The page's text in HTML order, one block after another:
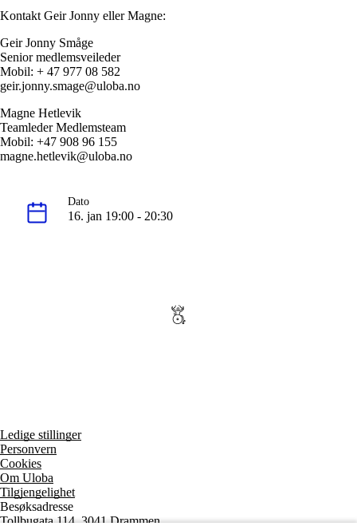
Kontakt Geir Jonny eller Magne:
Geir Jonny Småge
Senior medlemsveileder
Mobil: + 47 977 08 582
geir.jonny.smage@uloba.no
Magne Hetlevik
Teamleder Medlemsteam
Mobil: +47 908 96 155
magne.hetlevik@uloba.no
Dato
16. jan 19:00 - 20:30
Ledige stillinger
Personvern
Cookies
Om Uloba
Tilgjengelighet
Besøksadresse
Tollbugata 114, 3041 Drammen